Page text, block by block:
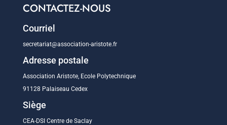
CONTACTEZ-NOUS
Courriel
secretariat@association-aristote.fr
Adresse postale
Association Aristote, Ecole Polytechnique
91128 Palaiseau Cedex
Siège
CEA-DSI Centre de Saclay